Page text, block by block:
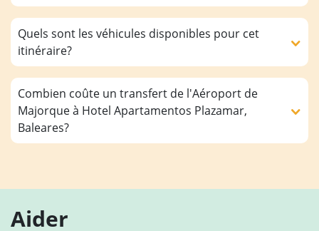
Quels sont les véhicules disponibles pour cet
itinéraire?
Combien coûte un transfert de l'Aéroport de
Majorque à Hotel Apartamentos Plazamar,
Baleares?
Aider